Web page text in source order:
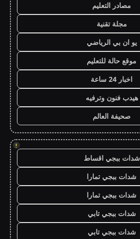
مصادر التعليم
مجلة تقنية
يو ان بي الرياضي
موقع حالة للتعليم
اخبار 24 ساعة
هيدب فنون وترفيه
صحيفة العالم
!
شدات ببجي اقساط
شدات ببجي تمارا
شدات ببجي تمارا
شدات ببجي تابي
شدات ببجي تابي